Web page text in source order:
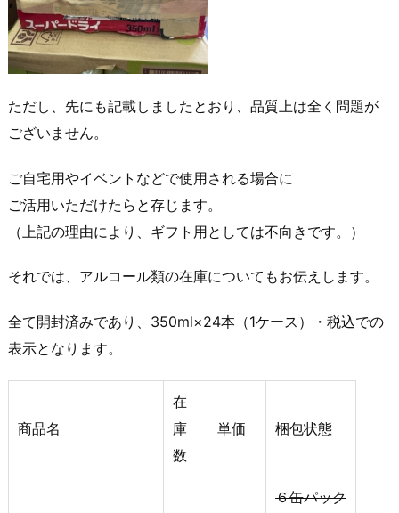
ただし、先にも記載しましたとおり、品質上は全く問題が
ございません。
ご自宅用やイベントなどで使用される場合に
ご活用いただけたらと存じます。
（上記の理由により、ギフト用としては不向きです。）
それでは、アルコール類の在庫についてもお伝えします。
全て開封済みであり、350ml×24本（1ケース）・税込での
表示となります。
商品名
在
庫
数
単価 梱包状態
６缶パック